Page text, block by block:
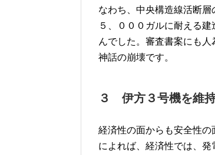
なわち、中央構造線活断
５、０００ガルに耐える
んでした。審査書案にも
神話の崩壊です。
３ 伊方３号機を維持
経済性の面からも安全性
によれば、経済性では、